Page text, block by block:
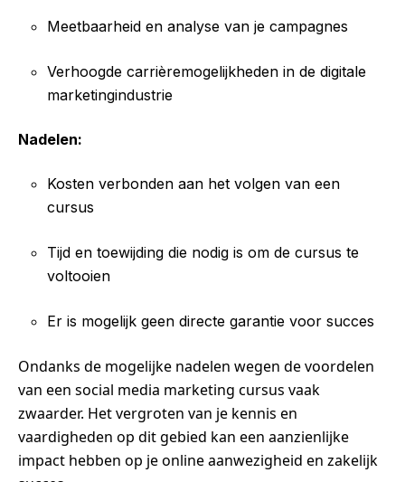
Meetbaarheid en analyse van je campagnes
Verhoogde carrièremogelijkheden in de digitale
marketingindustrie
Nadelen:
Kosten verbonden aan het volgen van een
cursus
Tijd en toewijding die nodig is om de cursus te
voltooien
Er is mogelijk geen directe garantie voor succes
Ondanks de mogelijke nadelen wegen de voordelen
van een social media marketing cursus vaak
zwaarder. Het vergroten van je kennis en
vaardigheden op dit gebied kan een aanzienlijke
impact hebben op je online aanwezigheid en zakelijk